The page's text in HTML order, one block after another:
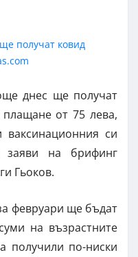
днес ще получат
от 75 лева,
си
заяви на брифинг
Гьоков.
февруари ще бъдат
на възрастните
получили по-ниски